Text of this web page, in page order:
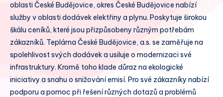
oblasti České Budějovice, okres České Budějovice nabízí
služby v oblasti dodávek elektřiny a plynu. Poskytuje širokou
škálu ceníků, které jsou přizpůsobeny různým potřebám
zákazníků. Teplárna České Budějovice, a.s. se zaměřuje na
spolehlivost svých dodávek a usiluje o modernizaci své
infrastruktury. Kromě toho klade důraz na ekologické
iniciativy a snahu o snižování emisí. Pro své zákazníky nabízí
podporu a pomoc při řešení různých dotazů a problémů